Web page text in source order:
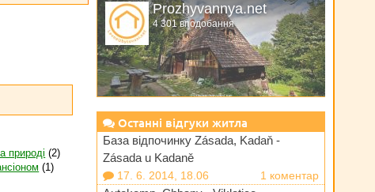
природі (2)
(1)
Prozhyvannya.net
4 301 вподобання
Останні відгуки житла
База відпочинку Zásada, Kadaň -
Zásada u Kadaně
17. 6. 2014, 18.06 1 коментар